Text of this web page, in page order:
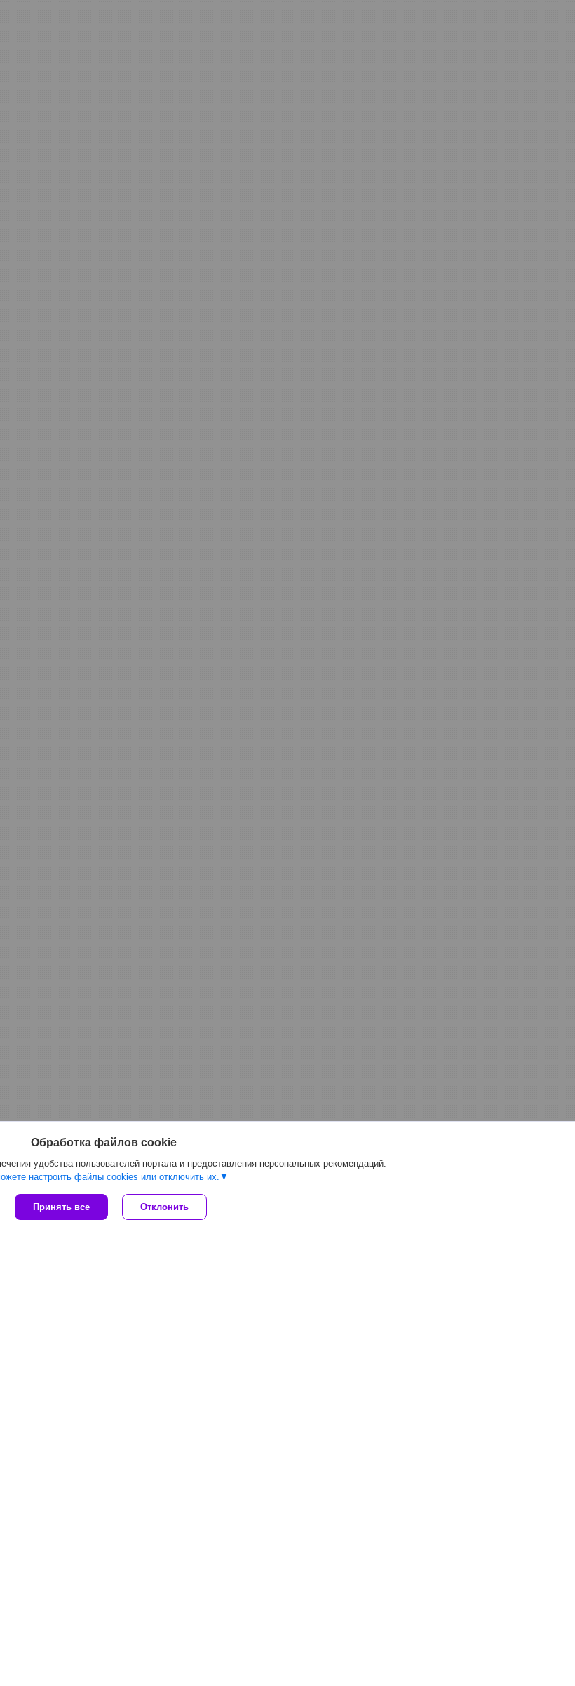
Обработка файлов cookie
удобства пользователей портала и предоставления персональных рекомендаций.
настроить файлы cookies или отключить их.
Принять все Отклонить